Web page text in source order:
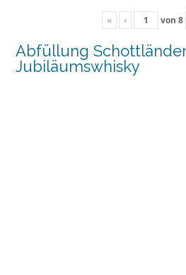
« ‹ von 8
Abfüllung
Jubiläumswhisky